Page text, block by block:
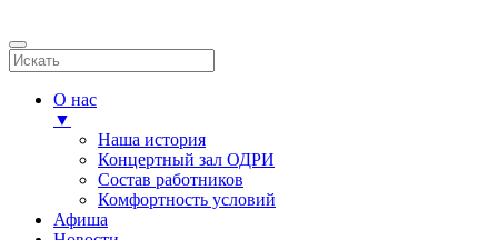
О нас
▼
Наша история
Концертный зал ОДРИ
Состав работников
Комфортность условий
Афиша